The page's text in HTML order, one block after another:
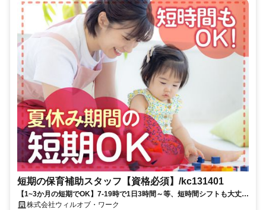
短期の保育補助スタッフ【資格必須】/kc131401
【1~3か月の短期でOK】7-19時で1日3時間～等、短時間シフトも大丈夫
です！【ライフスタイルに合わせて働こう♪】
株式会社ウィルオブ・ワーク